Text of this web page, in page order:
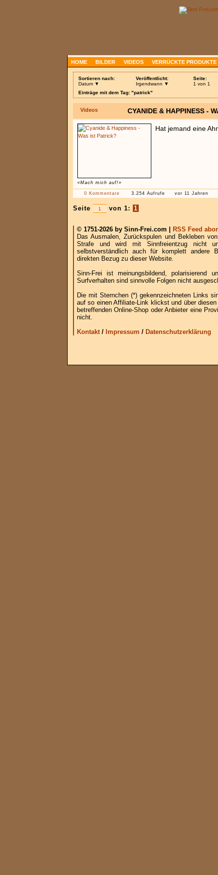
HOME BILDER VIDEOS VERRÜCKTE PRODUKTE
Sortieren nach:
Datum ▼
Veröffentlicht:
Irgendwann ▼
Seite:
1 von 1
Einträge mit dem Tag: "patrick"
Videos CYANIDE & HAPPINESS -
«Mach mich auf!»
Hat jemand eine
0 Kommentare 3.254 Aufrufe vor 11 Jahren
Seite von 1: 1
© 1751-2026 by Sinn-Frei.com |
RSS Feed
Das Ausmalen, Zurückspulen und Bekleben
Strafe und wird mit Sinnfreientzug nicht
selbstverständlich auch für komplett andere
direkten Bezug zu dieser Website.
Sinn-Frei ist meinungsbildend, polarisierend
Surfverhalten sind sinnvolle Folgen nicht
Die mit Sternchen (*) gekennzeichneten Links
auf so einen Affiliate-Link klickst und über
betreffenden Online-Shop oder Anbieter eine
nicht.
Kontakt/ Impressum / Datenschutzerklärung